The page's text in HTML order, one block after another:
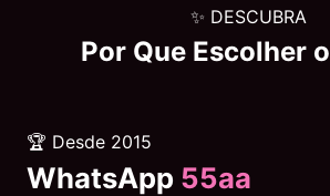
✨ DESCUBRA
Por Que Escolher o
🏆 Desde 2015
WhatsApp 55aa